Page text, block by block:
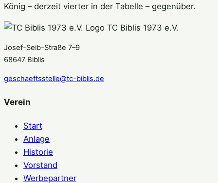
König – derzeit vierter in der Tabelle – gegenüber.
TC Biblis 1973 e.V.
Josef-Seib-Straße 7–9
68647 Biblis
geschaeftsstelle@tc-biblis.de
Verein
Start
Anlage
Historie
Vorstand
Werbepartner